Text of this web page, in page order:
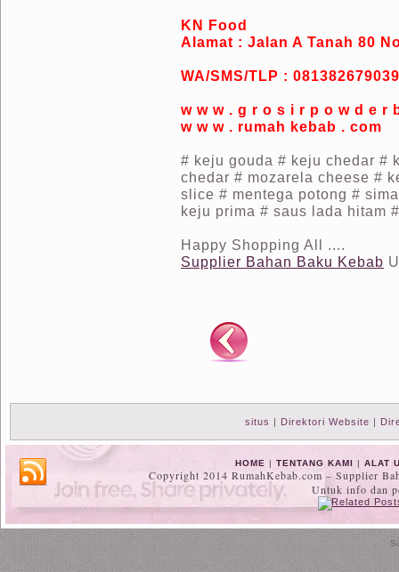
KN Food
Alamat : Jalan A Tanah 80
WA/SMS/TLP :
w w w . g r o s i r p o w d e r
w w w . rumah kebab . com
# keju gouda # keju chedar #
chedar # mozarela cheese #
slice # mentega potong #
keju prima # saus lada hitam
Happy Shopping All ....
Supplier Bahan Baku Kebab
situs | Direktori Website |
HOME |TENTANG KAMI |ALAT
Copyright 2014 RumahKebab.com – Supplier
Untuk info dan